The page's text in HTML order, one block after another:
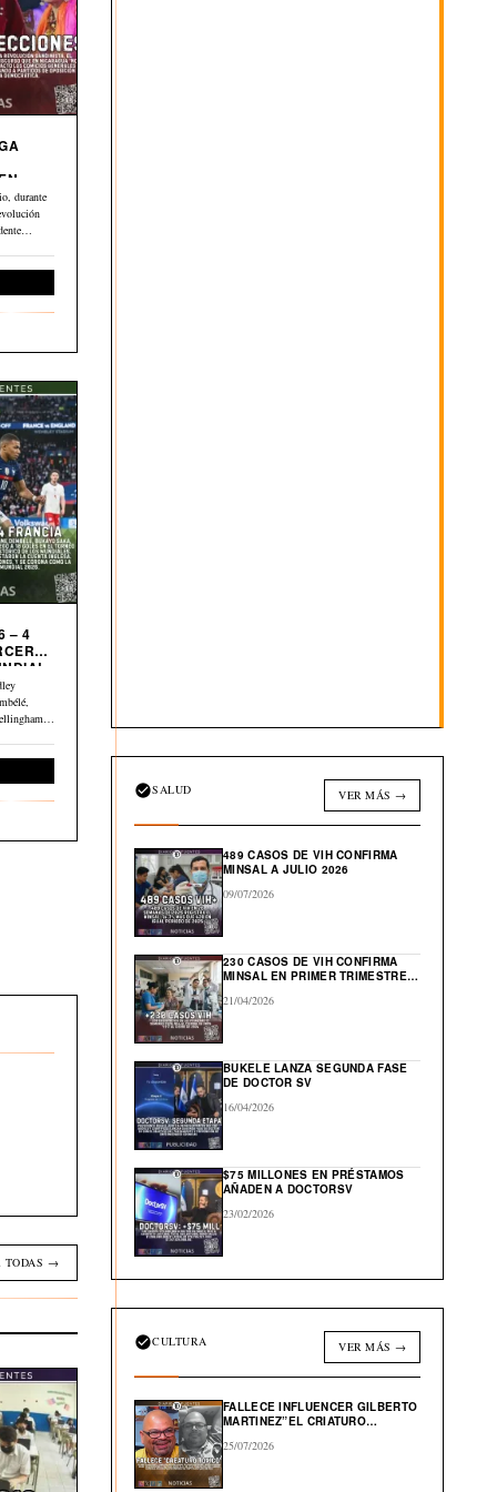
durante
– 4
y
TODAS →
SALUD VER MÁS →
489 CASOS DE VIH CONFIRMA
MINSAL A JULIO 2026
09/07/2026
230 CASOS DE VIH CONFIRMA
MINSAL EN PRIMER TRIMESTRE
21/04/2026
BUKELE LANZA SEGUNDA FASE
DE DOCTOR SV
16/04/2026
$75 MILLONES EN PRÉSTAMOS
AÑADEN A DOCTORSV
23/02/2026
CULTURA VER MÁS →
FALLECE INFLUENCER GILBERTO
MARTINEZ”EL CRIATURO
25/07/2026